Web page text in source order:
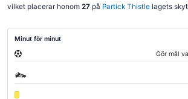
vilket placerar honom 27på Partick Thistlelagets
Minut för minut
Gör mål